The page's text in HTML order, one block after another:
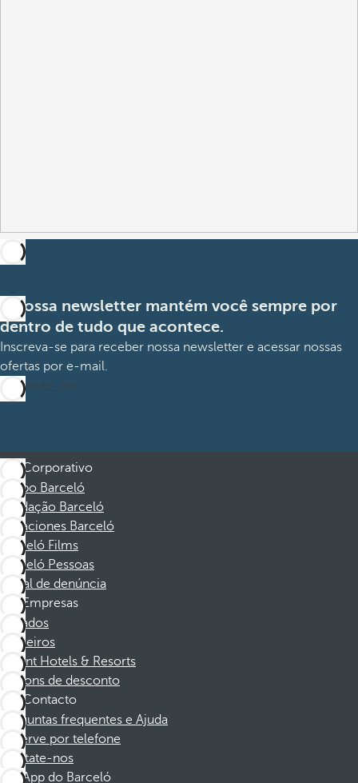
A nossa newsletter mantém você sempre por
dentro de tudo que acontece.
Inscreva-se para receber nossa newsletter e acessar nossas
ofertas por e-mail.
Inscrever-me
Corporativo
Grupo Barceló
Fundação Barceló
Vacaciones Barceló
Barceló Films
Barceló Pessoas
Canal de denúncia
Empresas
Afiliados
Parceiros
Dorint Hotels & Resorts
Cupons de desconto
Contacto
Perguntas frequentes e Ajuda
Reserve por telefone
Contate-nos
App do Barceló